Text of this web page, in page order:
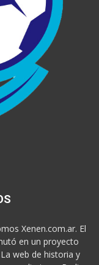
Xenen.com.ar. El
en un proyecto
web de historia y